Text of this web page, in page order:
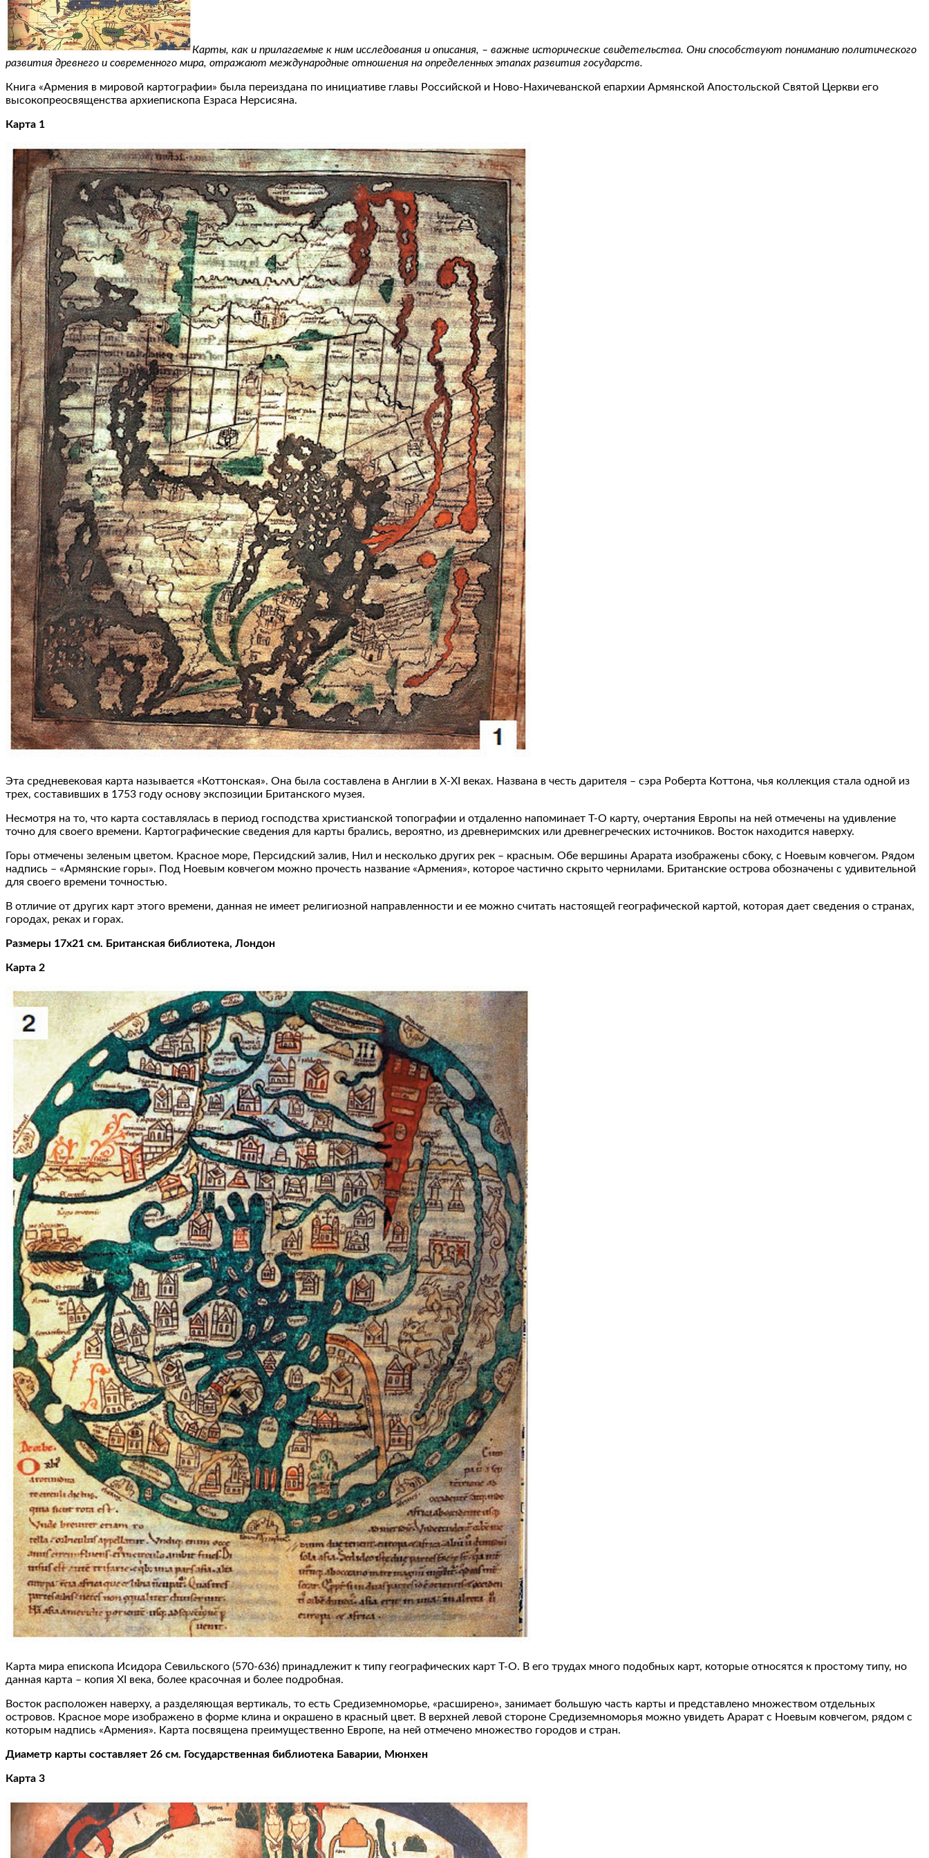
Карты, как и прилагаемые к ним исследования и описания, – важные исторические свидетельства. Они способствуют пониманию политического
развития древнего и современного мира, отражают международные отношения на определенных этапах развития государств.
Книга «Армения в мировой картографии» была переиздана по инициативе главы Российской и Ново-Нахичеванской епархии Армянской Апостольской Святой Церкви его
высокопреосвященства архиепископа Езраса Нерсисяна.
Карта 1
Эта средневековая карта называется «Коттонская». Она была составлена в Англии в Х-ХI веках. Названа в честь дарителя – сэра Роберта Коттона, чья коллекция стала одной из
трех, составивших в 1753 году основу экспозиции Британского музея.
Несмотря на то, что карта составлялась в период господства христианской топографии и отдаленно напоминает Т-О карту, очертания Европы на ней отмечены на удивление
точно для своего времени. Картографические сведения для карты брались, вероятно, из древнеримских или древнегреческих источников. Восток находится наверху.
Горы отмечены зеленым цветом. Красное море, Персидский залив, Нил и несколько других рек – красным. Обе вершины Арарата изображены сбоку, с Ноевым ковчегом. Рядом
надпись – «Армянские горы». Под Ноевым ковчегом можно прочесть название «Армения», которое частично скрыто чернилами. Британские острова обозначены с удивительной
для своего времени точностью.
В отличие от других карт этого времени, данная не имеет религиозной направленности и ее можно считать настоящей географической картой, которая дает сведения о странах,
городах, реках и горах.
Размеры 17х21 см. Британская библиотека, Лондон
Карта 2
Карта мира епископа Исидора Севильского (570-636) принадлежит к типу географических карт Т-О. В его трудах много подобных карт, которые относятся к простому типу, но
данная карта – копия XI века, более красочная и более подробная.
Восток расположен наверху, а разделяющая вертикаль, то есть Средиземноморье, «расширено», занимает большую часть карты и представлено множеством отдельных
островов. Красное море изображено в форме клина и окрашено в красный цвет. В верхней левой стороне Средиземноморья можно увидеть Арарат с Ноевым ковчегом, рядом с
которым надпись «Армения». Карта посвящена преимущественно Европе, на ней отмечено множество городов и стран.
Диаметр карты составляет 26 см. Государственная библиотека Баварии, Мюнхен
Карта 3